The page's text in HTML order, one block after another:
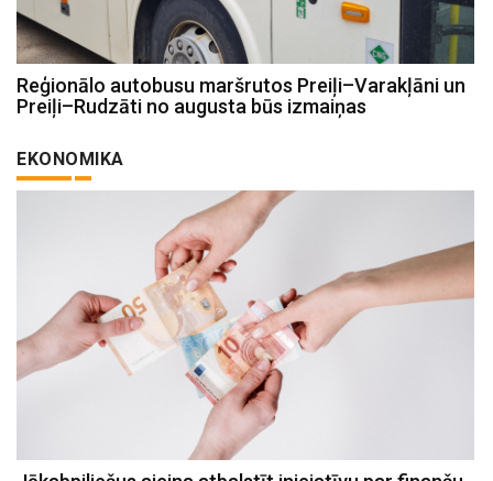
Reģionālo autobusu maršrutos Preiļi–Varakļāni un
Preiļi–Rudzāti no augusta būs izmaiņas
EKONOMIKA